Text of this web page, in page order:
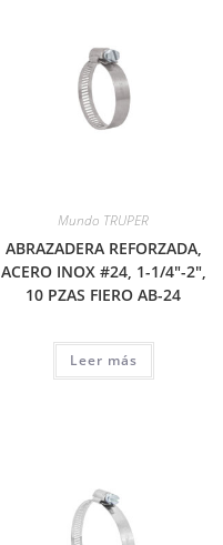
Mundo TRUPER
ABRAZADERA REFORZADA,
ACERO INOX #24, 1-1/4″-2″,
10 PZAS FIERO AB-24
Leer más